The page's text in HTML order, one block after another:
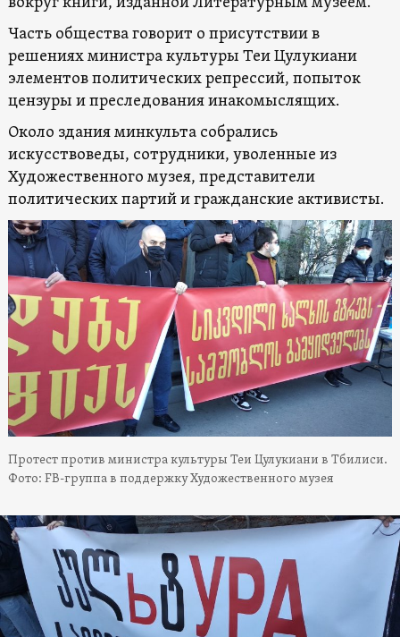
Часть общества говорит о присутствии в
решениях министра культуры Теи Цулукиани
элементов политических репрессий, попыток
цензуры и преследования инакомыслящих.
Около здания минкульта собрались
искусствоведы, сотрудники, уволенные из
Художественного музея, представители
политических партий и гражданские активисты.
Протест против министра культуры Теи Цулукиани в Тбилиси.
Фото: FB-группа в поддержку Художественного музея